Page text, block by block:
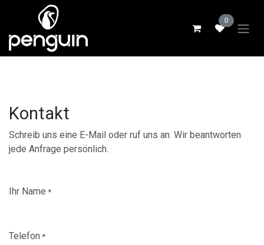
Zum Inhalt springen
0
Kontakt
Schreib uns eine E-Mail oder ruf uns an. Wir beantworten
jede Anfrage persönlich.
Ihr Name *
Telefon *